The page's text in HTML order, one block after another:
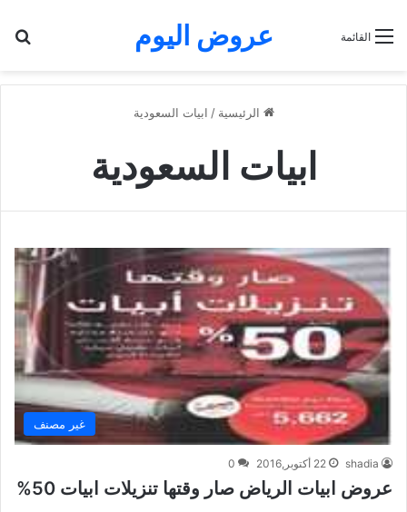
عروض اليوم القائمة
الرئيسية / ابيات السعودية
ابيات السعودية
غير مصنف
shadia 22 أكتوبر,2016 0
عروض ابيات الرياض صار وقتها تنزيلات ابيات 50%